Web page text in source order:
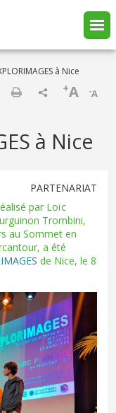
à Nice
-A
+A
à Nice
PARTENARIAT
par Loïc
Trombini,
au Sommet en
a été
de Nice, le 8